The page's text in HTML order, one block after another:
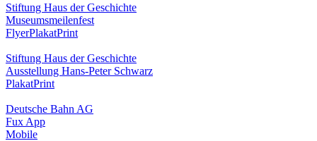
Stiftung Haus der Geschichte
Museumsmeilenfest
FlyerPlakatPrint
Stiftung Haus der Geschichte
Ausstellung Hans-Peter Schwarz
PlakatPrint
Deutsche Bahn AG
Fux App
Mobile